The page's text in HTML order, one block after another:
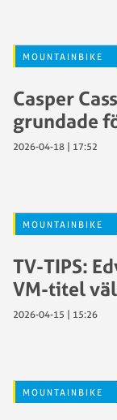
MOUNTAINBIKE
Casper
grundade
2026-04-18 | 17:52
MOUNTAINBIKE
TV-TIPS:
VM-titel
2026-04-15 | 15:26
MOUNTAINBIKE